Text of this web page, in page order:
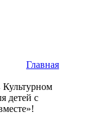
Главная
Культурном
детей с